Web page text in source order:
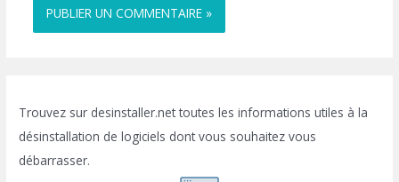
Trouvez sur desinstaller.net toutes les informations utiles à la
désinstallation de logiciels dont vous souhaitez vous
débarrasser.